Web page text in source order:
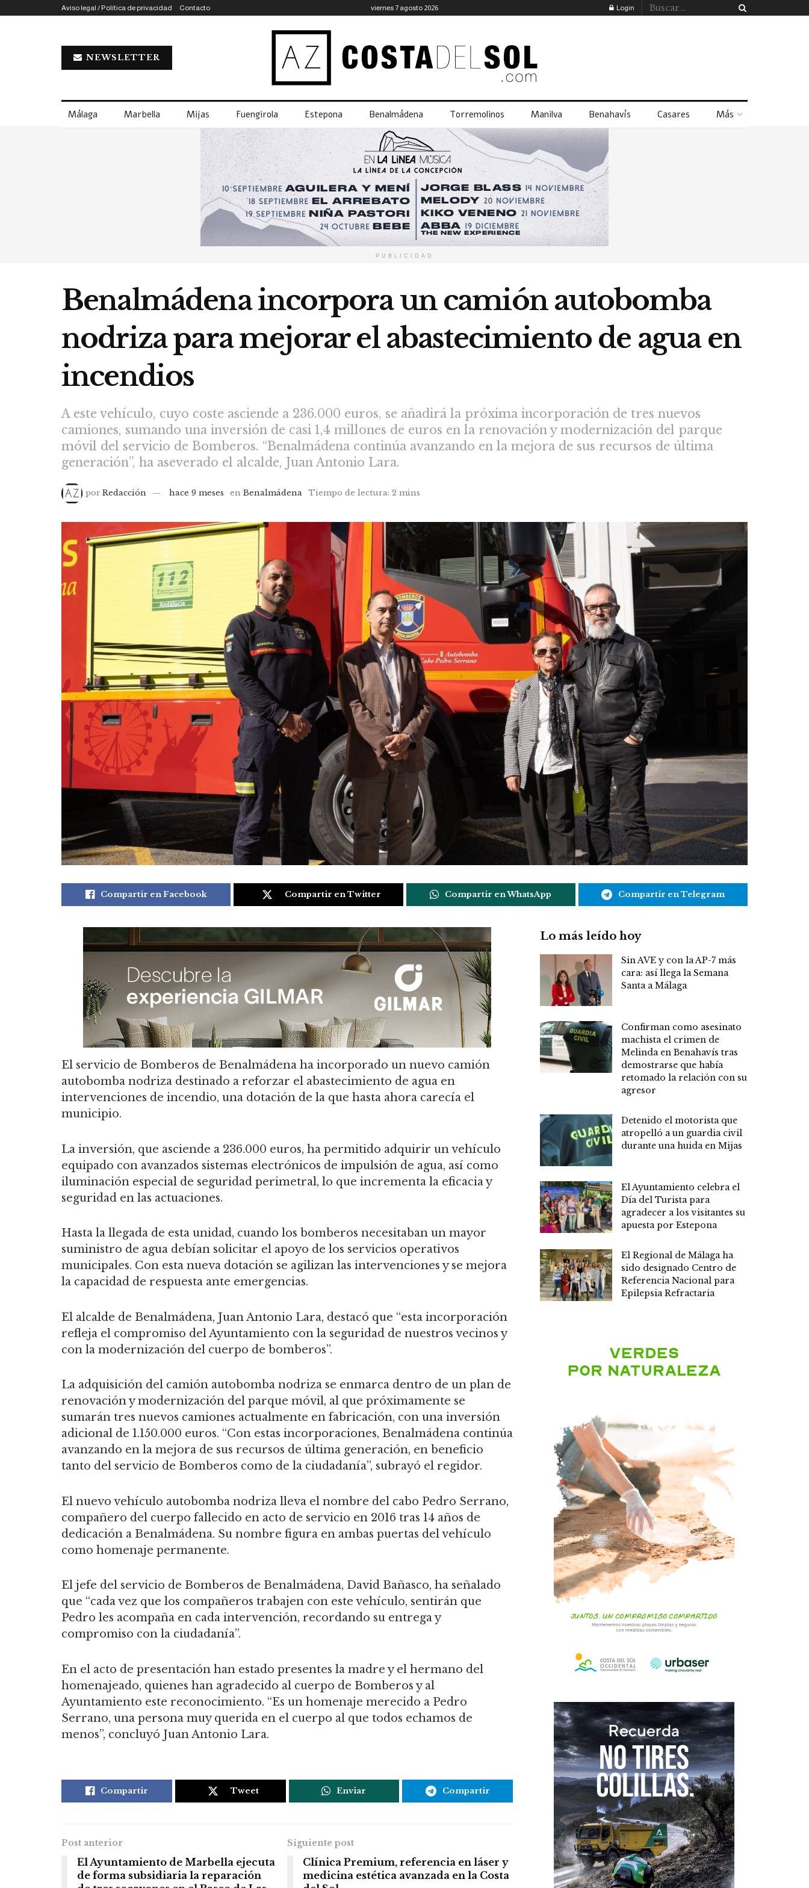
Aviso legal / Política de privacidad Contacto viernes 7 agosto 2026 Login
NEWSLETTER
Málaga Marbella Mijas Fuengirola Estepona Benalmádena Torremolinos Manilva Benahavís Casares Más
PUBLICIDAD
Benalmádena incorpora un camión autobomba
nodriza para mejorar el abastecimiento de agua en
incendios
A este vehículo, cuyo coste asciende a 236.000 euros, se añadirá la próxima incorporación de tres nuevos
camiones, sumando una inversión de casi 1,4 millones de euros en la renovación y modernización del parque
móvil del servicio de Bomberos. “Benalmádena continúa avanzando en la mejora de sus recursos de última
generación”, ha aseverado el alcalde, Juan Antonio Lara.
por Redacción hace 9 meses en Benalmádena Tiempo de lectura: 2 mins
Compartir en Facebook Compartir en Twitter Compartir en WhatsApp Compartir en Telegram
El servicio de Bomberos de Benalmádena ha incorporado un nuevo camión
autobomba nodriza destinado a reforzar el abastecimiento de agua en
intervenciones de incendio, una dotación de la que hasta ahora carecía el
municipio.
La inversión, que asciende a 236.000 euros, ha permitido adquirir un vehículo
equipado con avanzados sistemas electrónicos de impulsión de agua, así como
iluminación especial de seguridad perimetral, lo que incrementa la eficacia y
seguridad en las actuaciones.
Hasta la llegada de esta unidad, cuando los bomberos necesitaban un mayor
suministro de agua debían solicitar el apoyo de los servicios operativos
municipales. Con esta nueva dotación se agilizan las intervenciones y se mejora
la capacidad de respuesta ante emergencias.
El alcalde de Benalmádena, Juan Antonio Lara, destacó que “esta incorporación
refleja el compromiso del Ayuntamiento con la seguridad de nuestros vecinos y
con la modernización del cuerpo de bomberos”.
La adquisición del camión autobomba nodriza se enmarca dentro de un plan de
renovación y modernización del parque móvil, al que próximamente se
sumarán tres nuevos camiones actualmente en fabricación, con una inversión
adicional de 1.150.000 euros. “Con estas incorporaciones, Benalmádena continúa
avanzando en la mejora de sus recursos de última generación, en beneficio
tanto del servicio de Bomberos como de la ciudadanía”, subrayó el regidor.
El nuevo vehículo autobomba nodriza lleva el nombre del cabo Pedro Serrano,
compañero del cuerpo fallecido en acto de servicio en 2016 tras 14 años de
dedicación a Benalmádena. Su nombre figura en ambas puertas del vehículo
como homenaje permanente.
El jefe del servicio de Bomberos de Benalmádena, David Bañasco, ha señalado
que “cada vez que los compañeros trabajen con este vehículo, sentirán que
Pedro les acompaña en cada intervención, recordando su entrega y
compromiso con la ciudadanía”.
En el acto de presentación han estado presentes la madre y el hermano del
homenajeado, quienes han agradecido al cuerpo de Bomberos y al
Ayuntamiento este reconocimiento. “Es un homenaje merecido a Pedro
Serrano, una persona muy querida en el cuerpo al que todos echamos de
menos”, concluyó Juan Antonio Lara.
Compartir Tweet Enviar Compartir
Post anterior
El Ayuntamiento de Marbella ejecuta
de forma subsidiaria la reparación
Siguiente post
Clínica Premium, referencia en láser y
medicina estética avanzada en la Costa
Lo más leído hoy
Sin AVE y con la AP-7 más
cara: así llega la Semana
Santa a Málaga
Confirman como asesinato
machista el crimen de
Melinda en Benahavís tras
demostrarse que había
retomado la relación con su
agresor
Detenido el motorista que
atropelló a un guardia civil
durante una huida en Mijas
El Ayuntamiento celebra el
Día del Turista para
agradecer a los visitantes su
apuesta por Estepona
El Regional de Málaga ha
sido designado Centro de
Referencia Nacional para
Epilepsia Refractaria